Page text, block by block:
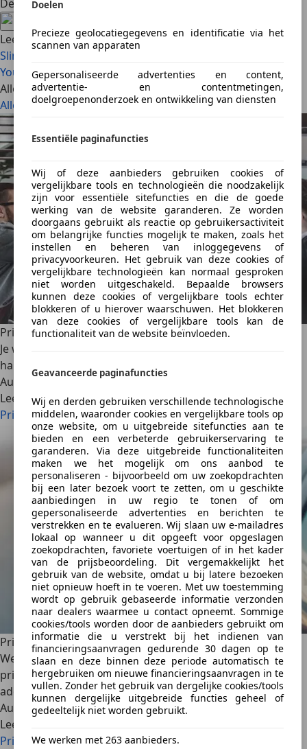
Doelen
Precieze geolocatiegegevens en identificatie via het
scannen van apparaten
Gepersonaliseerde advertenties en content,
advertentie- en contentmetingen,
doelgroepenonderzoek en ontwikkeling van diensten
Essentiële paginafuncties
Wij of deze aanbieders gebruiken cookies of
vergelijkbare tools en technologieën die noodzakelijk
zijn voor essentiële sitefuncties en die de goede
werking van de website garanderen. Ze worden
doorgaans gebruikt als reactie op gebruikersactiviteit
om belangrijke functies mogelijk te maken, zoals het
instellen en beheren van inloggegevens of
privacyvoorkeuren. Het gebruik van deze cookies of
vergelijkbare technologieën kan normaal gesproken
niet worden uitgeschakeld. Bepaalde browsers
kunnen deze cookies of vergelijkbare tools echter
blokkeren of u hierover waarschuwen. Het blokkeren
van deze cookies of vergelijkbare tools kan de
functionaliteit van de website beïnvloeden.
Geavanceerde paginafuncties
Wij en derden gebruiken verschillende technologische
middelen, waaronder cookies en vergelijkbare tools op
onze website, om u uitgebreide sitefuncties aan te
bieden en een verbeterde gebruikerservaring te
garanderen. Via deze uitgebreide functionaliteiten
maken we het mogelijk om ons aanbod te
personaliseren - bijvoorbeeld om uw zoekopdrachten
bij een later bezoek voort te zetten, om u geschikte
aanbiedingen in uw regio te tonen of om
gepersonaliseerde advertenties en berichten te
verstrekken en te evalueren. Wij slaan uw e-mailadres
lokaal op wanneer u dit opgeeft voor opgeslagen
zoekopdrachten, favoriete voertuigen of in het kader
van de prijsbeoordeling. Dit vergemakkelijkt het
gebruik van de website, omdat u bij latere bezoeken
niet opnieuw hoeft in te voeren. Met uw toestemming
wordt op gebruik gebaseerde informatie verzonden
naar dealers waarmee u contact opneemt. Sommige
cookies/tools worden door de aanbieders gebruikt om
informatie die u verstrekt bij het indienen van
financieringsaanvragen gedurende 30 dagen op te
slaan en deze binnen deze periode automatisch te
hergebruiken om nieuwe financieringsaanvragen in te
vullen. Zonder het gebruik van dergelijke cookies/tools
kunnen dergelijke uitgebreide functies geheel of
gedeeltelijk niet worden gebruikt.
We werken met 263 aanbieders.
Deel artikel
Lees ook
Slim leasen levert een lagere bijtelling op
Youngtimer – bijtelling extra voordelig!
Alle artikelen
Alles bekijken
Private leaseauto inleveren
Je wilt je private lease auto inleveren? Hier vind je een
handige checklist en tips waar je allemaal op moet letten.
AutoScout24
05-05-2025
Lees meer
Private leaseauto inleveren
Private lease auto buitenland
Welke risico's heeft een buitenlandse vakantie met je
private lease auto? Waar moet je op letten? En welke
addertjes zitten er onder het gras? Lees het in dit artikel
AutoScout24·30-04-2025·5 min. Leestijd
Lees meer
Private lease auto buitenland